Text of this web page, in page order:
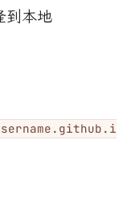
到本地